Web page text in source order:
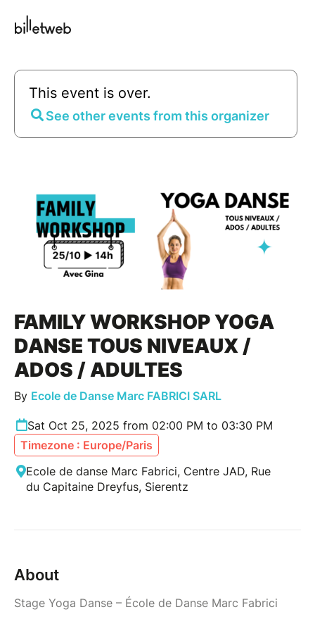
This event is over.
See other events from this organizer
FAMILY WORKSHOP YOGA
DANSE TOUS NIVEAUX /
ADOS / ADULTES
By Ecole de Danse Marc FABRICI SARL
Sat Oct 25, 2025 from 02:00 PM to 03:30 PM
Timezone : Europe/Paris
Ecole de danse Marc Fabrici, Centre JAD, Rue
du Capitaine Dreyfus, Sierentz
About
Stage Yoga Danse – École de Danse Marc Fabrici